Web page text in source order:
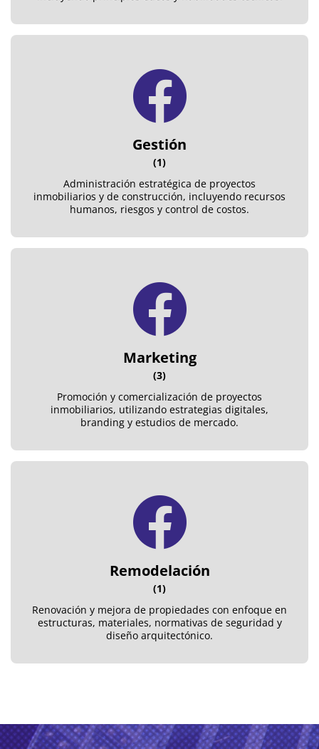
Gestión
(1)
Administración estratégica de proyectos
inmobiliarios y de construcción, incluyendo recursos
humanos, riesgos y control de costos.
Marketing
(3)
Promoción y comercialización de proyectos
inmobiliarios, utilizando estrategias digitales,
branding y estudios de mercado.
Remodelación
(1)
Renovación y mejora de propiedades con enfoque en
estructuras, materiales, normativas de seguridad y
diseño arquitectónico.